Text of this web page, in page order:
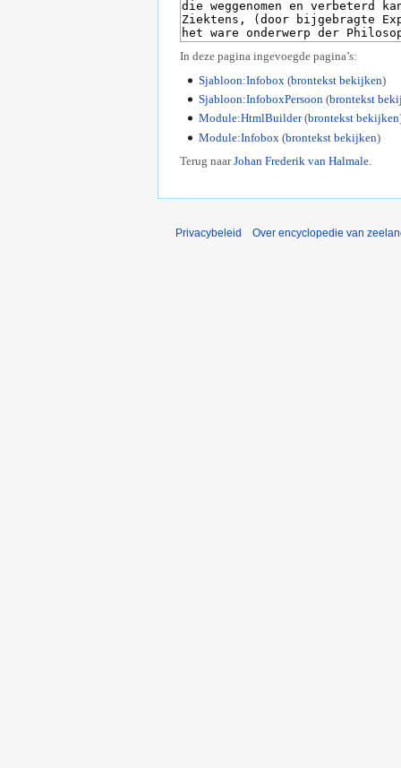
In deze pagina ingevoegde pagina’s:
Sjabloon:Infobox (brontekst bekijken)
Sjabloon:InfoboxPersoon (brontekst
Module:HtmlBuilder(brontekst bekijken
Module:Infobox (brontekst bekijken)
Terug naarJohan Frederik van Halmale.
Privacybeleid Over encyclopedie van